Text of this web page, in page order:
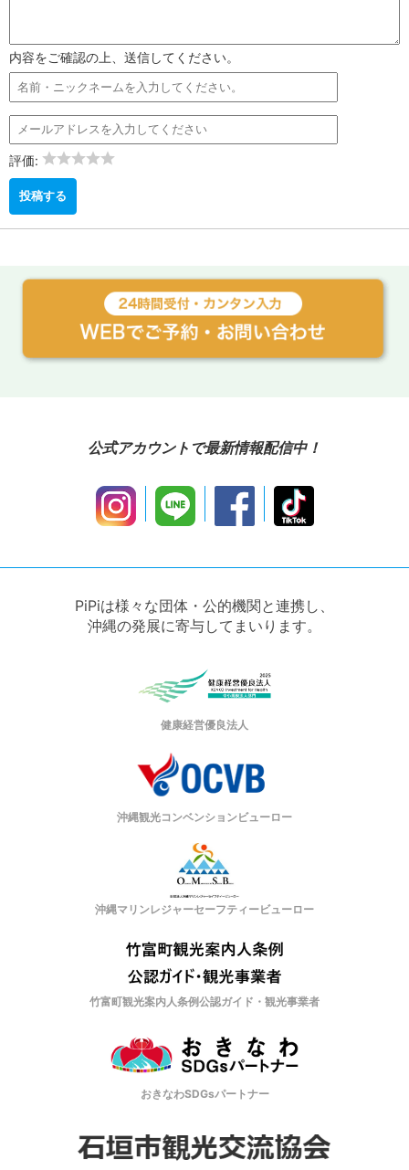
内容をご確認の上、送信してください。
評価:
公式アカウントで最新情報配信中！
PiPiは様々な団体・公的機関と連携し、
沖縄の発展に寄与してまいります。
健康経営優良法人
沖縄観光コンベンションビューロー
沖縄マリンレジャーセーフティービューロー
竹富町観光案内人条例公認ガイド・観光事業者
おきなわSDGsパートナー